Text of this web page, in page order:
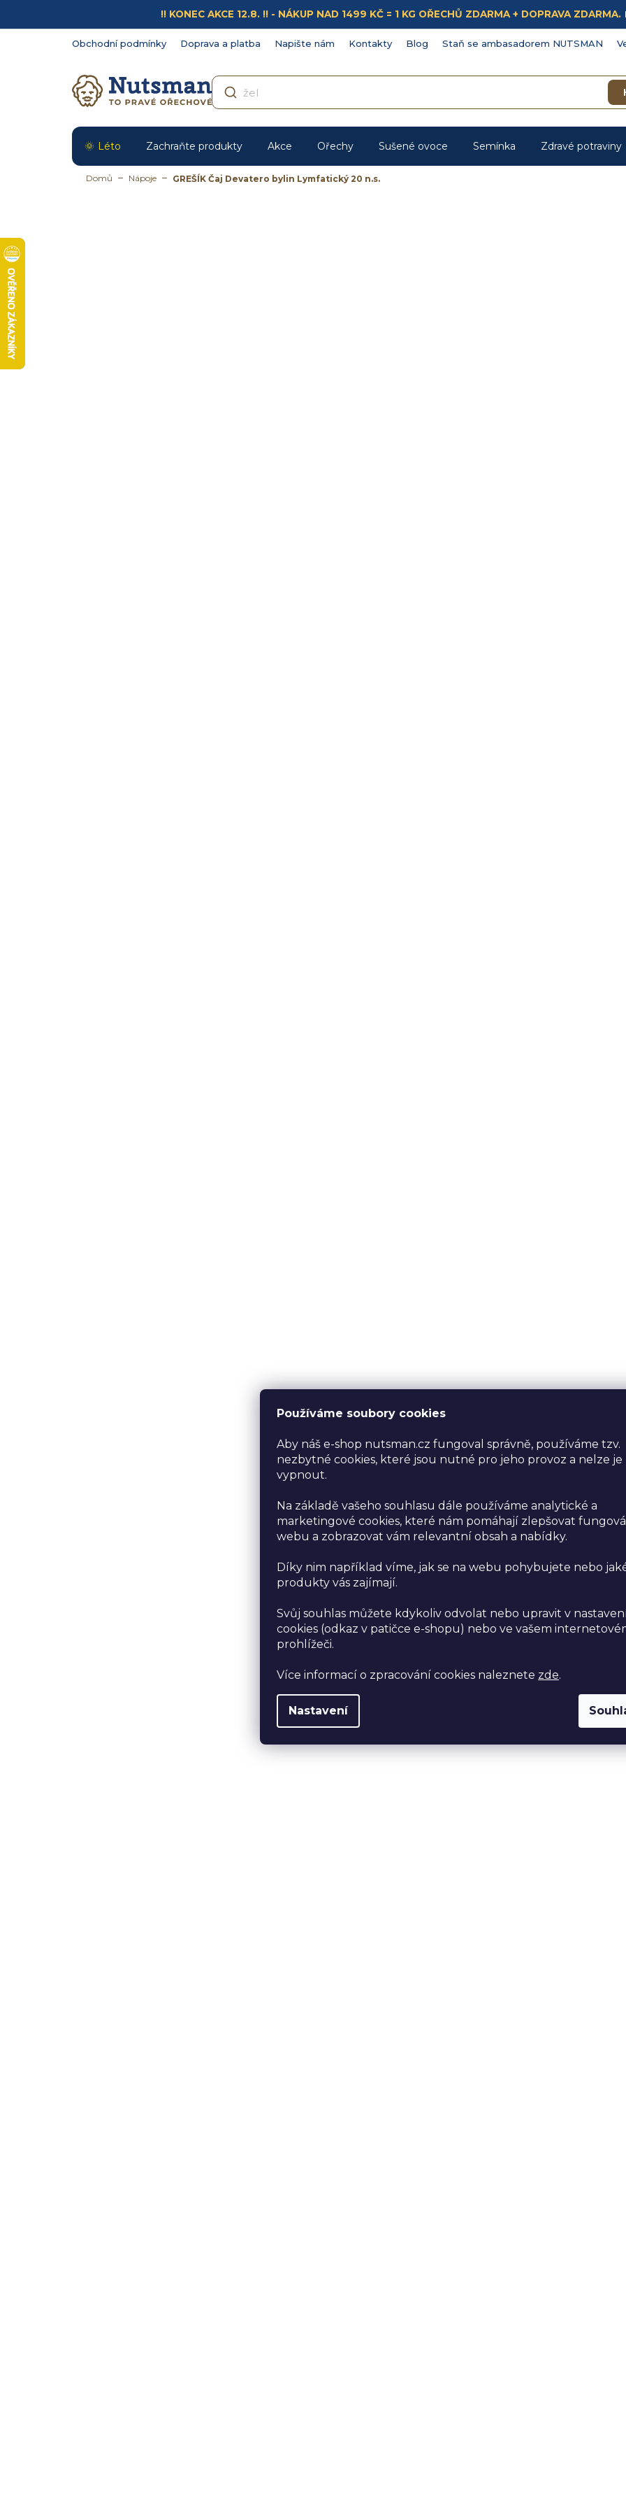
Používáme soubory cookies
Aby náš e-shop nutsman.cz fungoval správně, používáme tzv.
nezbytné cookies, které jsou nutné pro jeho provoz a nelze je
vypnout.
Na základě vašeho souhlasu dále používáme analytické a
marketingové cookies, které nám pomáhají zlepšovat
webu a zobrazovat vám relevantní obsah a nabídky.
Díky nim například víme, jak se na webu pohybujete nebo
produkty vás zajímají.
Svůj souhlas můžete kdykoliv odvolat nebo upravit v
cookies (odkaz v patičce e-shopu) nebo ve vašem
prohlížeči.
Více informací o zpracování cookies naleznete zde.
Nastavení
obsah
!! KONEC AKCE 12.8. !! - NÁKUP NAD 1499 KČ = 1 KG OŘECHŮ ZDARMA + DOPRAVA ZDARMA.
Obchodní podmínky Doprava a platba Napište nám Kontakty Blog Staň se ambasadorem NUTSMAN
Léto Zachraňte produkty Akce Ořechy Sušené ovoce Semínka Zdravé potraviny
Domů Nápoje GREŠÍK Čaj Devatero bylin Lymfatický 20 n.s.